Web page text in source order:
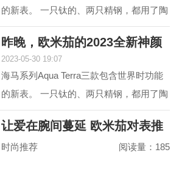
的新表。 一只钛的、两只精钢，都用了陶
瓷圈儿。 世界时以海马加身，是为强调运
动属性。约定俗成...
昨晚，欧米茄的2023全新神颜
2023-05-30 19:07
海马系列Aqua Terra三款包含世界时功能
的新表。 一只钛的、两只精钢，都用了陶
瓷圈儿。 世界时以海马加身，是为强调运
动属性。约定俗成...
让爱在腕间蔓延 欧米茄对表推
荐
时尚推荐 阅读量：185